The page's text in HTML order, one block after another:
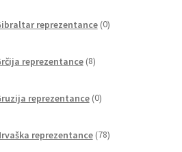
reprezentance 0izdelkov
reprezentance 8izdelkov
reprezentance 0izdelkov
reprezentance 78izdelkov